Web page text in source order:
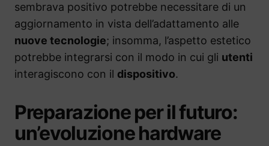
sembrava positivo potrebbe necessitare di un
aggiornamento in vista dell’adattamento alle
nuove tecnologie; insomma, l’aspetto estetico
potrebbe integrarsi con il modo in cui gli utenti
interagiscono con il dispositivo.
Preparazione per il futuro:
un’evoluzione hardware